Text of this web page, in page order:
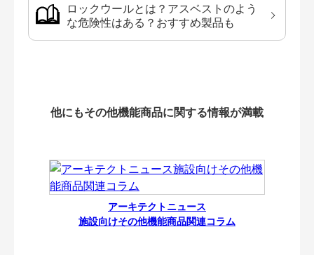
ロックウールとは？アスベストのよう
な危険性はある？おすすめ製品も
他にもその他機能商品に関する情報が満載
アーキテクトニュース
施設向けその他機能商品関連コラム